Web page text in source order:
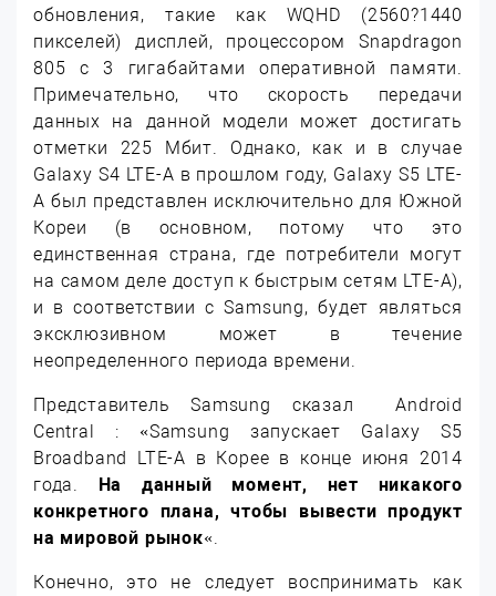
обновления, такие как WQHD (2560?1440
пикселей) дисплей, процессором Snapdragon
805 с 3 гигабайтами оперативной памяти.
Примечательно, что скорость передачи
данных на данной модели может достигать
отметки 225 Мбит. Однако, как и в случае
Galaxy S4 LTE-A в прошлом году, Galaxy S5 LTE-
A был представлен исключительно для Южной
Кореи (в основном, потому что это
единственная страна, где потребители могут
на самом деле доступ к быстрым сетям LTE-A),
и в соответствии с Samsung, будет являться
эксклюзивном может в течение
неопределенного периода времени.
Представитель Samsung сказал Android
Central : «Samsung запускает Galaxy S5
Broadband LTE-A в Корее в конце июня 2014
года. На данный момент, нет никакого
конкретного плана, чтобы вывести продукт
на мировой рынок«.
Конечно, это не следует воспринимать как